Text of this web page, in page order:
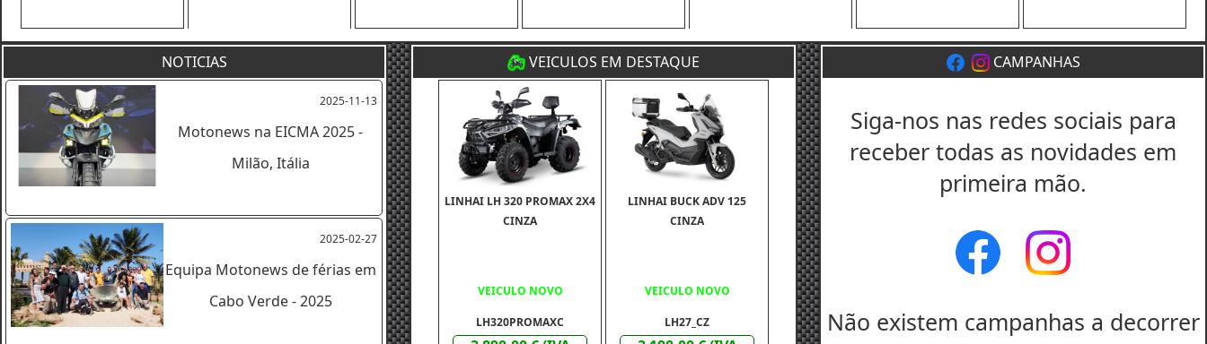
NOTICIAS
2025-11-13
Motonews na EICMA 2025 -
Milão, Itália
2025-02-27
Equipa Motonews de férias em
Cabo Verde - 2025
VEICULOS EM DESTAQUE
LINHAI LH 320 PROMAX 2X4
CINZA
VEICULO NOVO
LH320PROMAXC
LINHAI BUCK ADV 125
CINZA
VEICULO NOVO
LH27_CZ
CAMPANHAS
Siga-nos nas redes sociais para
receber todas as novidades em
primeira mão.
Não existem campanhas a decorrer